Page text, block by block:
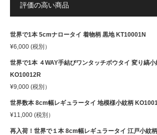
評価の高い商品
世界で1本 5cmナロータイ 着物柄 黒地 KT10001N
¥6,000 (税別）
世界で1本 ４WAY手結びワンタッチボウタイ 変り縞小
KO10012R
¥9,000 (税別）
世界数本 8cm幅レギュラータイ 地模様小紋柄
¥11,000 (税別）
再入荷！世界で１本 8cm幅レギュラータイ 江戸小紋